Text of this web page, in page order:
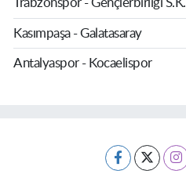
Trabzonspor - Gençlerbirliği S.K.
Kasımpaşa - Galatasaray
Antalyaspor - Kocaelispor